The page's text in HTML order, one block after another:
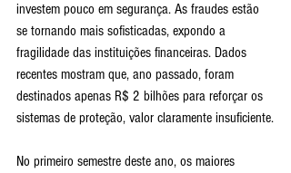
investem pouco em segurança. As fraudes estão
se tornando mais sofisticadas, expondo a
fragilidade das instituições financeiras. Dados
recentes mostram que, ano passado, foram
destinados apenas R$ 2 bilhões para reforçar os
sistemas de proteção, valor claramente insuficiente.
No primeiro semestre deste ano, os maiores